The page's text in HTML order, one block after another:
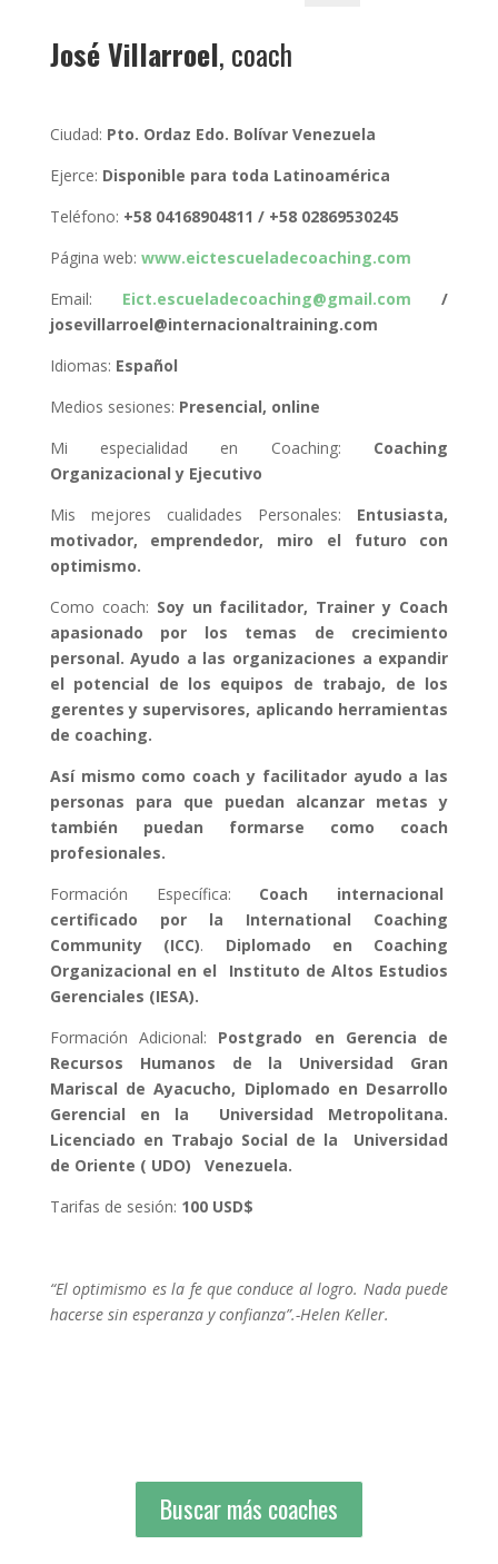
José Villarroel, coach
Ciudad: Pto. Ordaz Edo. Bolívar Venezuela
Ejerce: Disponible para toda Latinoamérica
Teléfono: +58 04168904811 / +58 02869530245
Página web: www.eictescueladecoaching.com
Email: Eict.escueladecoaching@gmail.com /
josevillarroel@internacionaltraining.com
Idiomas: Español
Medios sesiones: Presencial, online
Mi especialidad en Coaching: Coaching
Organizacional y Ejecutivo
Mis mejores cualidades Personales: Entusiasta,
motivador, emprendedor, miro el futuro con
optimismo.
Como coach: Soy un facilitador, Trainer y Coach
apasionado por los temas de crecimiento
personal. Ayudo a las organizaciones a expandir
el potencial de los equipos de trabajo, de los
gerentes y supervisores, aplicando herramientas
de coaching.
Así mismo como coach y facilitador ayudo a las
personas para que puedan alcanzar metas y
también puedan formarse como coach
profesionales.
Formación Específica: Coach internacional
certificado por la
International Coaching
Community (ICC). Diplomado en Coaching
Organizacional en el Instituto de Altos Estudios
Gerenciales (IESA).
Formación Adicional: Postgrado en Gerencia de
Recursos Humanos de la Universidad Gran
Mariscal de Ayacucho, Diplomado en Desarrollo
Gerencial en la Universidad Metropolitana.
Licenciado en Trabajo Social de la Universidad
de Oriente ( UDO) Venezuela.
Tarifas de sesión: 100 USD$
“El optimismo es la fe que conduce al logro. Nada puede
hacerse sin esperanza y confianza”.-Helen Keller.
Buscar más coaches